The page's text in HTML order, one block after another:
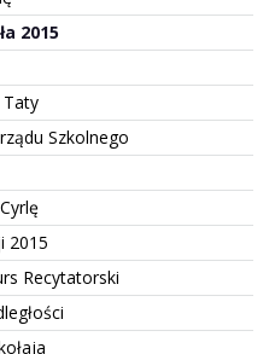
2015
Szkolnego
2015
Recytatorski